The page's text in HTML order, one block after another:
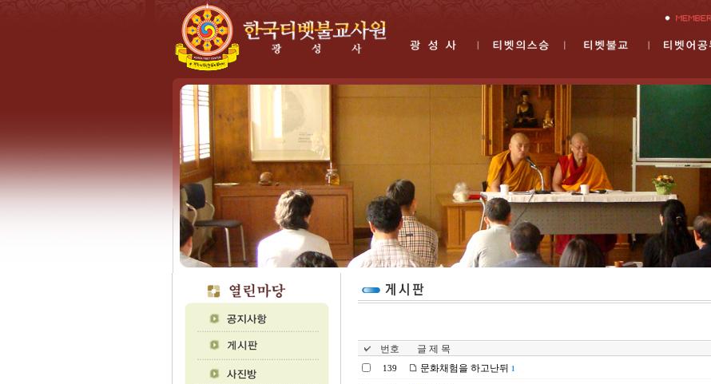
번호 글 제 목
139 문화채험을 하고난뒤 1